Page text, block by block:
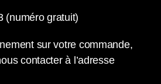
(numéro gratuit)
sur votre commande,
contacter à l’adresse